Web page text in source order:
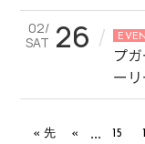
02/
SAT 26 /
プ
ー
« 先
« ... 15